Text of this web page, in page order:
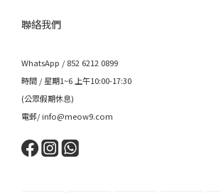
聯絡我們
WhatsApp / 852 6212 0899
時間 / 星期1~6 上午10:00-17:30
(公眾假期休息)
電郵/ info@meow9.com